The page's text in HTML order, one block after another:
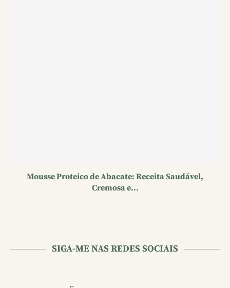
Mousse Proteico de Abacate: Receita Saudável,
Cremosa e...
SIGA-ME NAS REDES SOCIAIS